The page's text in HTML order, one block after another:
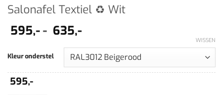
Salonafel Textiel ♻ Wit
595,-- 635,-Prijsklasse:
tot
635,-
Kleur onderstel
WISSEN
595,-